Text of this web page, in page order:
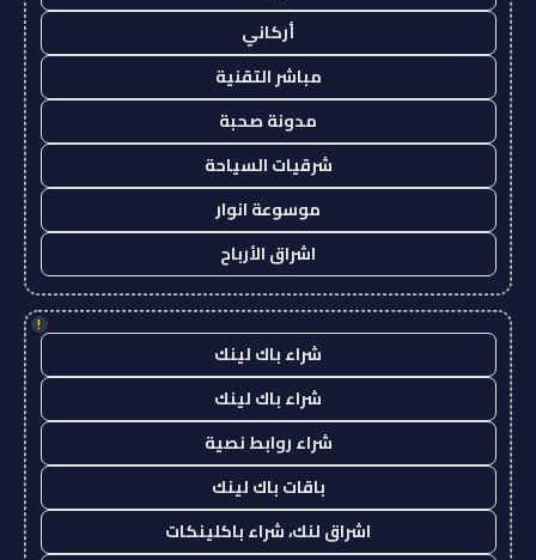
أركاني
مباشر التقنية
مدونة صحبة
شرقيات السياحة
موسوعة انوار
اشراق الأرباح
!
شراء باك لينك
شراء باك لينك
شراء روابط نصية
باقات باك لينك
اشراق لنك، شراء باكلينكات